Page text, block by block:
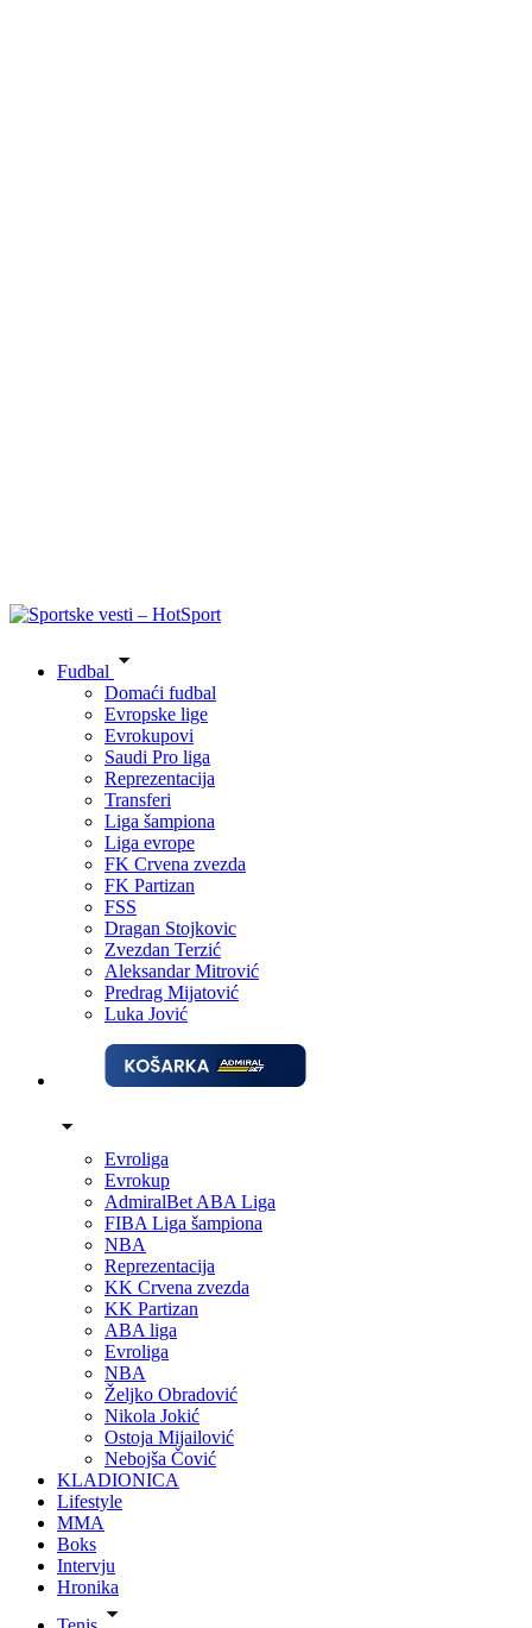
Fudbal
Domaći fudbal
Evropske lige
Evrokupovi
Saudi Pro liga
Reprezentacija
Transferi
Liga šampiona
Liga evrope
FK Crvena zvezda
FK Partizan
FSS
Dragan Stojkovic
Zvezdan Terzić
Aleksandar Mitrović
Predrag Mijatović
Luka Jović
Evroliga
Evrokup
AdmiralBet ABA Liga
FIBA Liga šampiona
NBA
Reprezentacija
KK Crvena zvezda
KK Partizan
ABA liga
Evroliga
NBA
Željko Obradović
Nikola Jokić
Ostoja Mijailović
Nebojša Čović
KLADIONICA
Lifestyle
MMA
Boks
Intervju
Hronika